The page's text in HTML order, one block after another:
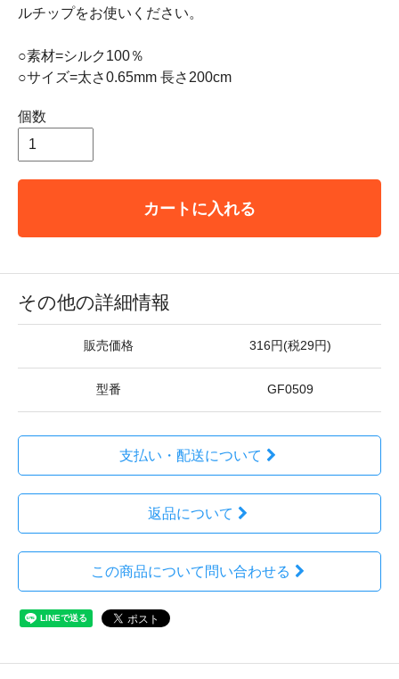
ルチップをお使いください。
○素材=シルク100％
○サイズ=太さ0.65mm 長さ200cm
個数
カートに入れる
その他の詳細情報
販売価格 316円(税29円)
型番 GF0509
支払い・配送について
返品について
この商品について問い合わせる